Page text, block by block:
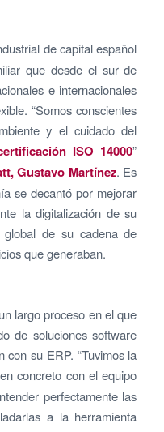
de capital español
que desde el sur de
e internacionales
“Somos conscientes
y el cuidado del
ISO 14000”
Gustavo Martínez. Es
se decantó por mejorar
la digitalización de su
de su cadena de
que generaban.
largo proceso en el que
de soluciones software
con su ERP. “Tuvimos la
concreto con el equipo
perfectamente las
a la herramienta